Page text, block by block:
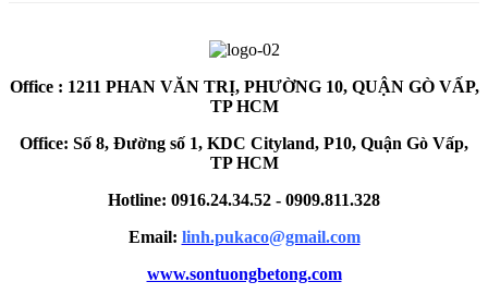
Office : 1211 PHAN VĂN TRỊ, PHƯỜNG 10, QUẬN GÒ VẤP,
TP HCM
Office: Số 8, Đường số 1, KDC Cityland, P10, Quận Gò Vấp,
TP HCM
Hotline: 0916.24.34.52 - 0909.811.328
Email: linh.pukaco@gmail.com
www.sontuongbetong.com